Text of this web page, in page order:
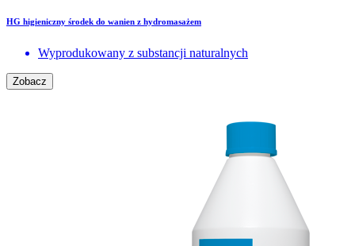
HG higieniczny środek do wanien z hydromasażem
Wyprodukowany z substancji naturalnych
Zobacz